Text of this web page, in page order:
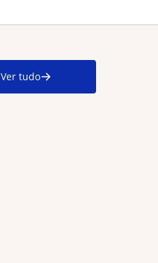
Ver tudo